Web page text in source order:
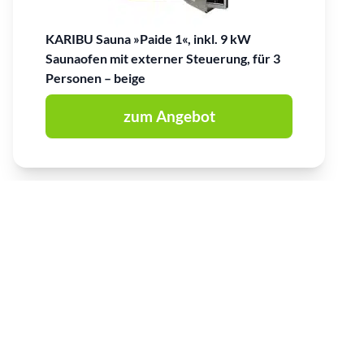
KARIBU Sauna »Paide 1«, inkl. 9 kW
Saunaofen mit externer Steuerung, für 3
Personen – beige
zum Angebot